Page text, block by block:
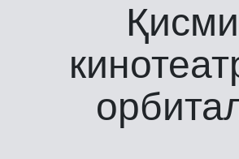
Қисми